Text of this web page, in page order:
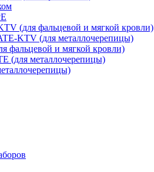
(для фальцевой и мягкой кровли)
KTV (для металлочерепицы)
фальцевой и мягкой кровли)
(для металлочерепицы)